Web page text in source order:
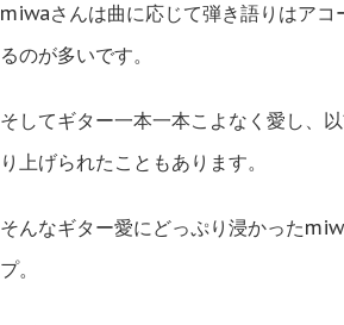
miwaさんは曲に応じて弾き語りはア
るのが多いです。
そしてギター一本一本こよなく愛し、
り上げられたこともあります。
そんなギター愛にどっぷり浸かった
プ。